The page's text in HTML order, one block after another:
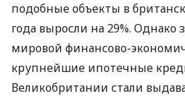
подобные объекты в
года выросли на 29%. Однако
мировой финансово-
крупнейшие ипотечные
Великобритании стали